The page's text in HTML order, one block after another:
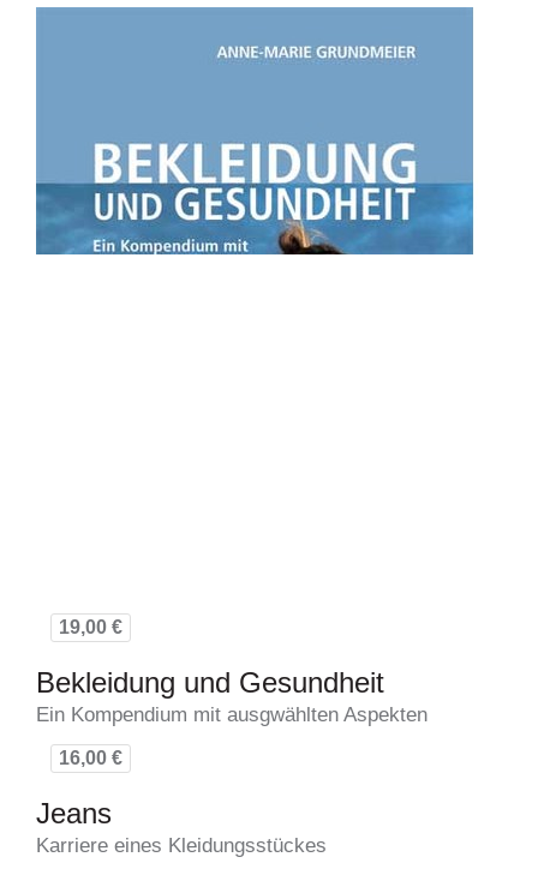
19,00 €
Bekleidung und Gesundheit
Ein Kompendium mit ausgwählten Aspekten
16,00 €
Jeans
Karriere eines Kleidungsstückes